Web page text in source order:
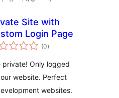
Site with
Login Page
(0གདེང་
འཇོག་
ཚང་།
)
private! Only logged
website. Perfect
websites.